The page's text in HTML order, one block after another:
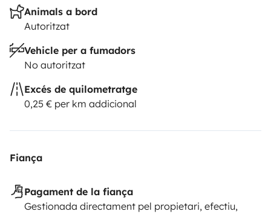
Animals a bord
Autoritzat
Vehicle per a fumadors
No autoritzat
Excés de quilometratge
0,25 € per km addicional
Fiança
Pagament de la fiança
Gestionada directament pel propietari, efectiu,